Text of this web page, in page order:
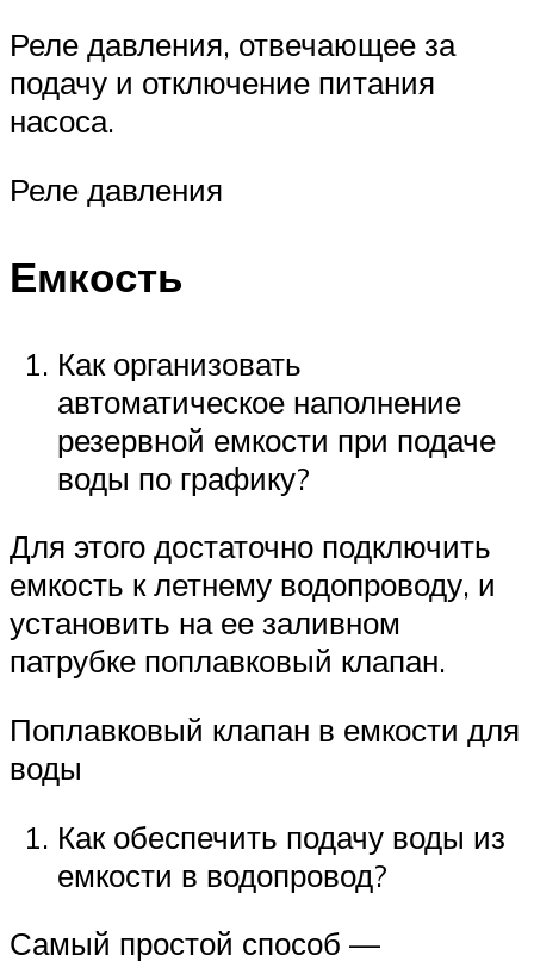
Реле давления, отвечающее за
подачу и отключение питания
насоса.
Реле давления
Емкость
Как организовать
автоматическое наполнение
резервной емкости при подаче
воды по графику?
Для этого достаточно подключить
емкость к летнему водопроводу, и
установить на ее заливном
патрубке поплавковый клапан.
Поплавковый клапан в емкости для
воды
Как обеспечить подачу воды из
емкости в водопровод?
Самый простой способ —